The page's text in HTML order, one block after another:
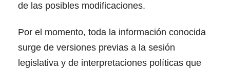
de las posibles modificaciones.
Por el momento, toda la información conocida
surge de versiones previas a la sesión
legislativa y de interpretaciones políticas que